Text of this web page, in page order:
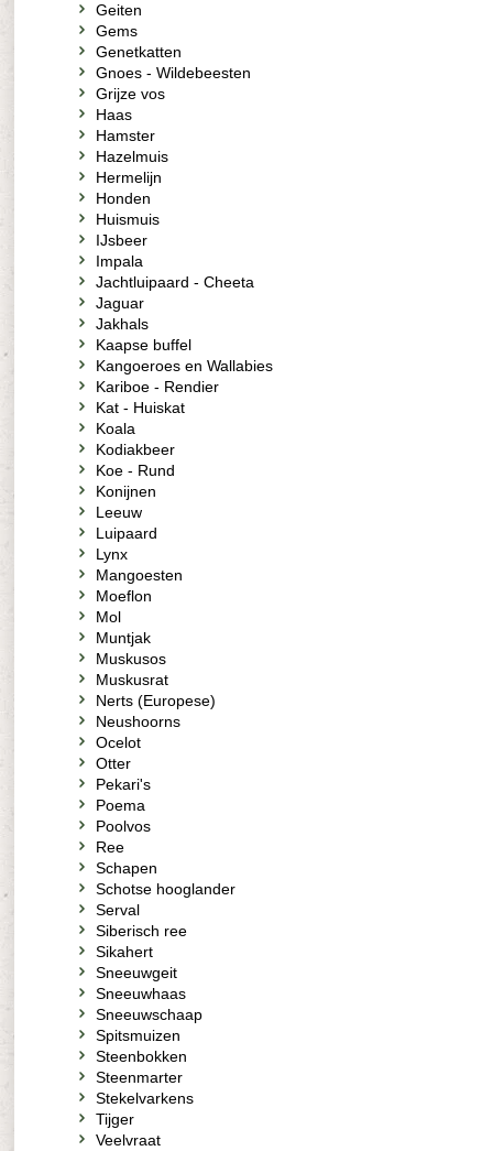
Geiten
Gems
Genetkatten
Gnoes - Wildebeesten
Grijze vos
Haas
Hamster
Hazelmuis
Hermelijn
Honden
Huismuis
IJsbeer
Impala
Jachtluipaard - Cheeta
Jaguar
Jakhals
Kaapse buffel
Kangoeroes en Wallabies
Kariboe - Rendier
Kat - Huiskat
Koala
Kodiakbeer
Koe - Rund
Konijnen
Leeuw
Luipaard
Lynx
Mangoesten
Moeflon
Mol
Muntjak
Muskusos
Muskusrat
Nerts (Europese)
Neushoorns
Ocelot
Otter
Pekari's
Poema
Poolvos
Ree
Schapen
Schotse hooglander
Serval
Siberisch ree
Sikahert
Sneeuwgeit
Sneeuwhaas
Sneeuwschaap
Spitsmuizen
Steenbokken
Steenmarter
Stekelvarkens
Tijger
Veelvraat